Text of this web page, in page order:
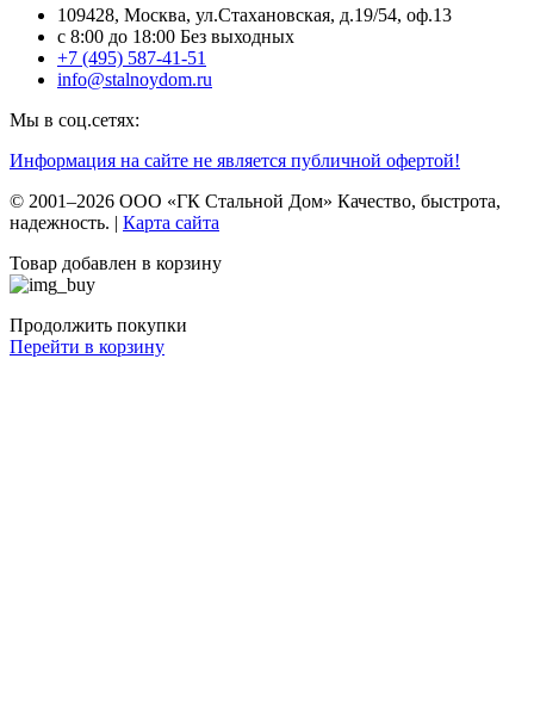
109428, Москва, ул.Стахановская, д.19/54, оф.13
c 8:00 до 18:00 Без выходных
+7 (495) 587-41-51
info@stalnoydom.ru
Мы в соц.сетях:
Информация на сайте не является публичной офертой!
© 2001–2026 ООО «ГК Стальной Дом» Качество, быстрота,
надежность. | Карта сайта
Товар добавлен в корзину
Продолжить покупки
Перейти в корзину